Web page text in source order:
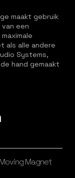
maakt gebruik
een
als alle andere
Systems,
hand gemaakt
Magnet